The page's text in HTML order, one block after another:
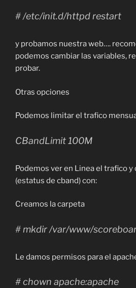
# /etc/init.d/httpd restart
y probamos nuestra web….
podemos cambiar las variables,
probar.
Otras opciones
Podemos limitar el trafico
CBandLimit 100M
Podemos ver en Linea el trafico
(estatus de cband) con:
Creamos la carpeta
# mkdir /var/www/
Le damos permisos para el
# chown apache:apache